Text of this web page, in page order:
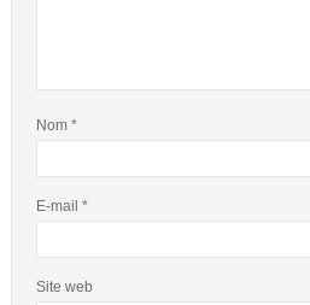
Nom *
E-mail *
Site web